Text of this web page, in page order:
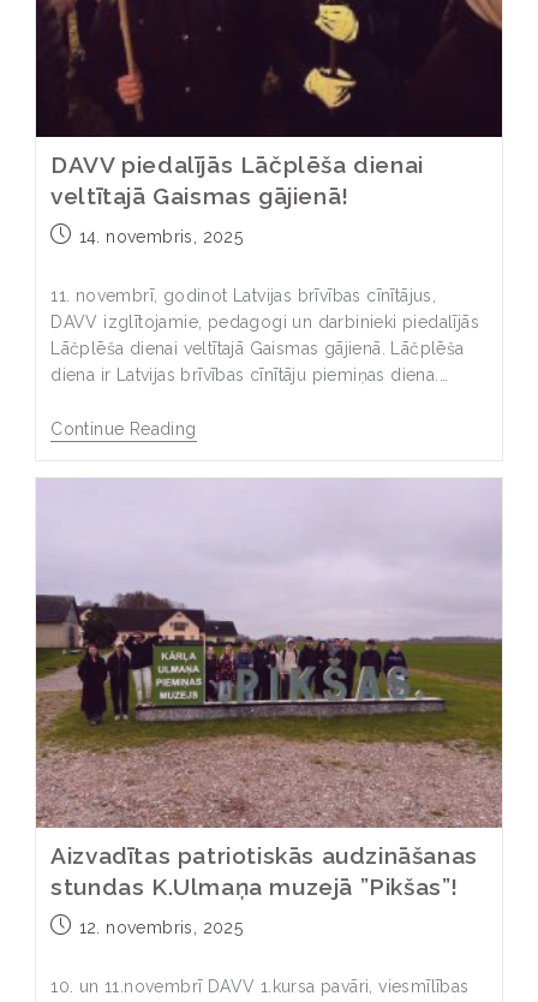
DAVV piedalījās Lāčplēša dienai
veltītajā Gaismas gājienā!
14. novembris, 2025
11. novembrī, godinot Latvijas brīvības cīnītājus,
DAVV izglītojamie, pedagogi un darbinieki piedalījās
Lāčplēša dienai veltītajā Gaismas gājienā. Lāčplēša
diena ir Latvijas brīvības cīnītāju piemiņas diena.…
Continue Reading
Aizvadītas patriotiskās audzināšanas
stundas K.Ulmaņa muzejā ”Pikšas”!
12. novembris, 2025
10. un 11.novembrī DAVV 1.kursa pavāri, viesmīlības